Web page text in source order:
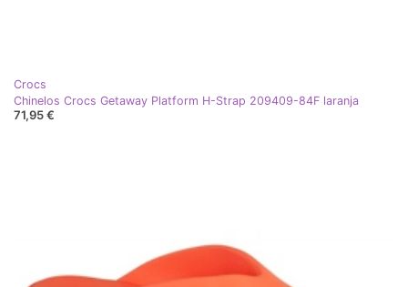
Crocs
Chinelos Crocs Getaway Platform H-Strap 209409-84F laranja
71,95 €